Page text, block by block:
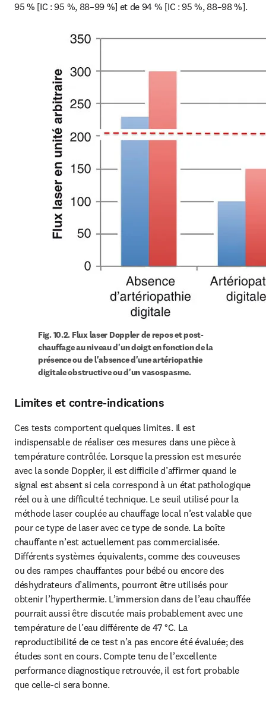
95 % [IC : 95 %, 88–99 %] et de 94 % [IC : 95 %, 88–98 %].
Fig. 10.2. Flux laser Doppler de repos et post-
chauffage au niveau d'un doigt en fonction de la
présence ou de l'absence d'une artériopathie digitale
obstructive ou d'un vasospasme.
Limites et contre-indications
Ces tests comportent quelques limites. Il est
indispensable de réaliser ces mesures dans une pièce à
température contrôlée. Lorsque la pression est mesurée
avec la sonde Doppler, il est difficile d’affirmer quand le
signal est absent si cela correspond à un état pathologique
réel ou à une difficulté technique. Le seuil utilisé pour la
méthode laser couplée au chauffage local n’est valable que
pour ce type de laser avec ce type de sonde. La boîte
chauffante n’est actuellement pas commercialisée.
Différents systèmes équivalents, comme des couveuses
ou des rampes chauffantes pour bébé ou encore des
déshydrateurs d’aliments, pourront être utilisés pour
obtenir l’hyperthermie. L’immersion dans de l’eau chauffée
pourrait aussi être discutée mais probablement avec une
température de l’eau différente de 47 °C. La
reproductibilité de ce test n’a pas encore été évaluée; des
études sont en cours. Compte tenu de l’excellente
performance diagnostique retrouvée, il est fort probable
que celle-ci sera bonne.